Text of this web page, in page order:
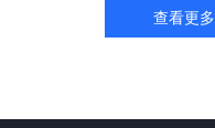
查看更多